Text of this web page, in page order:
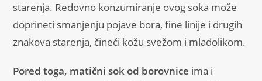
starenja. Redovno konzumiranje ovog soka može
doprineti smanjenju pojave bora, fine linije i drugih
znakova starenja, čineći kožu svežom i mladolikom.
Pored toga, matični sok od borovnice ima i